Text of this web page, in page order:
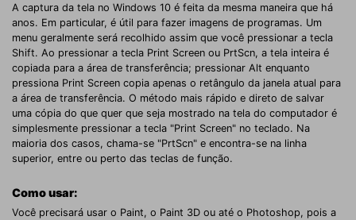
A captura da tela no Windows 10 é feita da mesma maneira que há
anos. Em particular, é útil para fazer imagens de programas. Um
menu geralmente será recolhido assim que você pressionar a tecla
Shift. Ao pressionar a tecla Print Screen ou PrtScn, a tela inteira é
copiada para a área de transferência; pressionar Alt enquanto
pressiona Print Screen copia apenas o retângulo da janela atual para
a área de transferência. O método mais rápido e direto de salvar
uma cópia do que quer que seja mostrado na tela do computador é
simplesmente pressionar a tecla "Print Screen" no teclado. Na
maioria dos casos, chama-se "PrtScn" e encontra-se na linha
superior, entre ou perto das teclas de função.
Como usar:
Você precisará usar o Paint, o Paint 3D ou até o Photoshop, pois a